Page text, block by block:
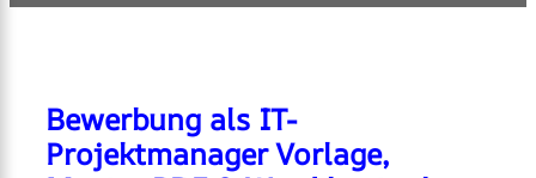
Bewerbung als IT-
Projektmanager Vorlage,